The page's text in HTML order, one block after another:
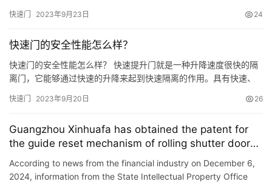
具有传统电动伸缩门的优点和特点外，还增加了一些新的功能。比
起来看看吧！ 一、智能控制系统 1、感应系统：通过红外线感应器
检测到有…
快速门 2023年9月23日 24
快速门的安全性能怎么样？
快速门的安全性能怎么样？ 快速提升门就是一种升降速度很快的隔
离门，它能够通过快速的升降来起到快速隔离的作用。具有快速、
子、洁净厂房，净化车间、卷烟、印刷、纺织、超市、轻工业厂房
通过快速的升降来隔离车间内外部，从而对车间内的产品起到保护
作用…
快速门 2023年9月20日 26
Guangzhou Xinhuafa has obtained the patent for
the guide reset mechanism of rolling shutter doors,
which can avoid the inconvenience caused by
impact damage of fast doors with metal ribs.
According to news from the financial industry on December 6,
2024, information from the State Intellectual Property Office